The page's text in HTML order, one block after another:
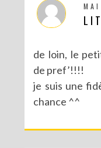
de loin, le
de pref’!!!!
je suis une
chance ^^